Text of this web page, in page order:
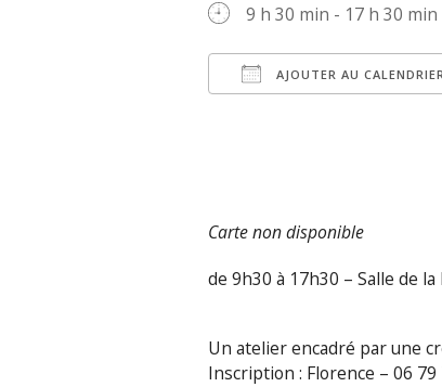
9 h 30 min - 17 h 30 min
AJOUTER AU
Carte non disponible
de 9h30 à 17h30 – Salle de
Un atelier encadré par une
Inscription : Florence – 06